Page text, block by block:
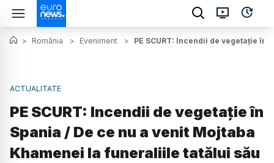
> România > Eveniment > PE SCURT: Incendii de vegetație
ACTUALITATE
PE SCURT: Incendii de vegetație în
Spania / De ce nu a venit Mojtaba
Khamenei la funeraliile tatălui său